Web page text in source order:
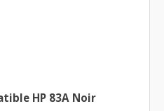
HP 83A Noir